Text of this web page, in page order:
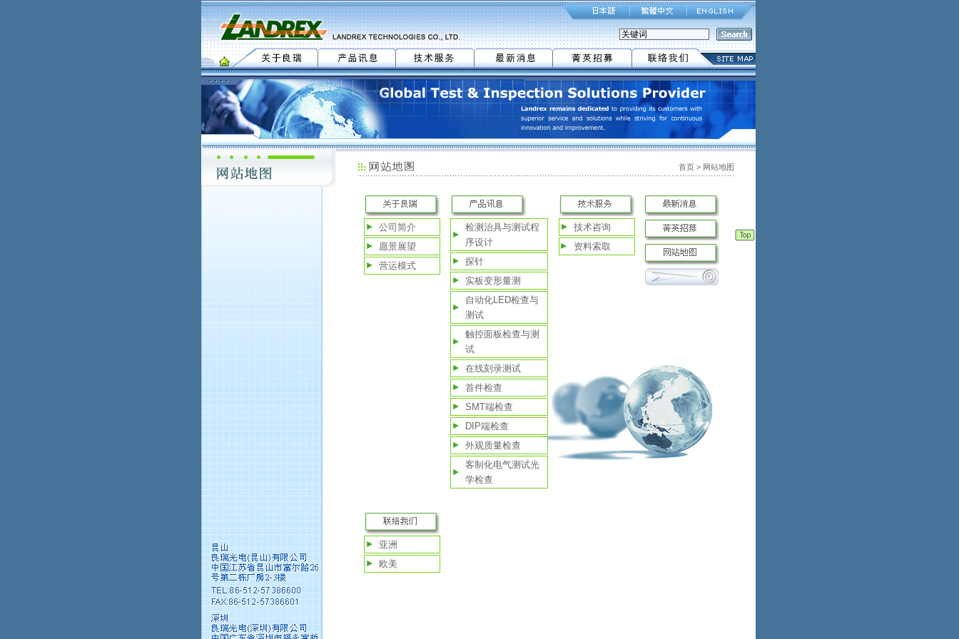
首页 > 网站地图
公司简介
愿景展望
营运模式
检测治具与测试程
序设计
探针
实板变形量测
自动化LED检查与
测试
触控面板检查与测
试
在线刻录测试
首件检查
SMT端检查
DIP端检查
外观质量检查
客制化电气测试光
学检查
技术咨询
资料索取
亚洲
欧美